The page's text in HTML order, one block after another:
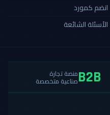
انضم كمورد
الأسئلة الشائعة
B2Bمنصة تجارة
صناعية متخصصة